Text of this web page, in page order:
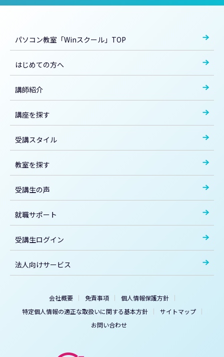
パソコン教室「Winスクール」TOP
はじめての方へ
講師紹介
講座を探す
受講スタイル
教室を探す
受講生の声
就職サポート
受講生ログイン
法人向けサービス
会社概要 免責事項
個人情報保護方針
特定個人情報の適正な取扱いに関する基本方針
サイトマップ
お問い合わせ